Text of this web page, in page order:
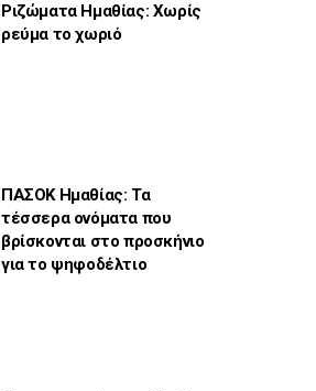
Ριζώματα Ημαθίας: Χωρίς
ρεύμα το χωριό
ΠΑΣΟΚ Ημαθίας: Τα
τέσσερα ονόματα που
βρίσκονται στο προσκήνιο
για το ψηφοδέλτιο